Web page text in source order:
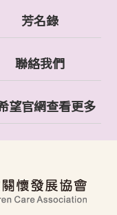
芳名錄
聯絡我們
望官網查看更多